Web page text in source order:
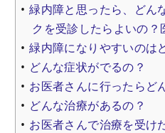
緑内障と思ったら、どん
クを受診したらよいの？
緑内障になりやすいのは
どんな症状がでるの？
お医者さんに行ったらど
どんな治療があるの？
お医者さんで治療を受け